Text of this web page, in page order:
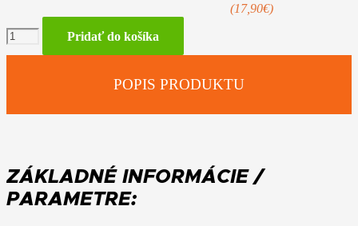
(17,90€)
množstvo
STIHL
Pridať do košíka
POPIS PRODUKTU
ZÁKLADNÉ INFORMÁCIE /
PARAMETRE: